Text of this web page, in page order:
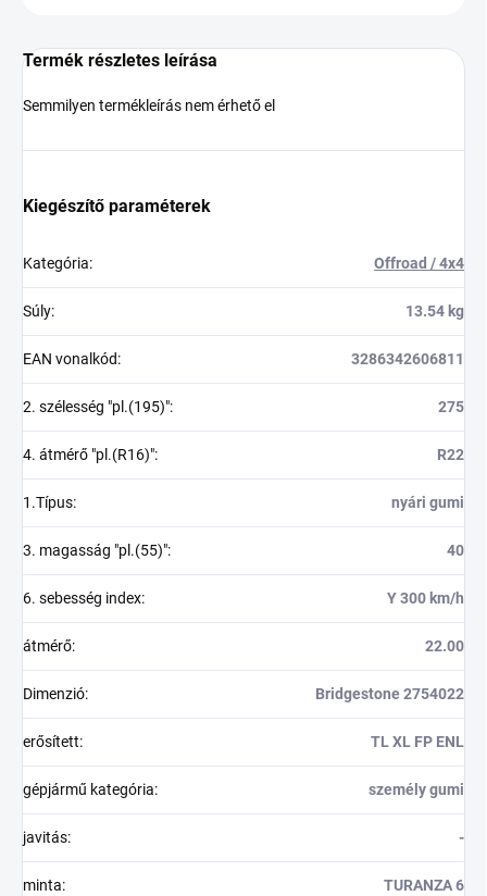
Termék részletes leírása
Semmilyen termékleírás nem érhető el
Kiegészítő paraméterek
Kategória: Offroad / 4x4
Súly: 13.54 kg
EAN vonalkód: 3286342606811
2. szélesség "pl.(195)": 275
4. átmérő "pl.(R16)": R22
1.Típus: nyári gumi
3. magasság "pl.(55)": 40
6. sebesség index: Y 300 km/h
átmérő: 22.00
Dimenzió: Bridgestone 2754022
erősített: TL XL FP ENL
gépjármű kategória: személy gumi
javitás: -
minta: TURANZA 6